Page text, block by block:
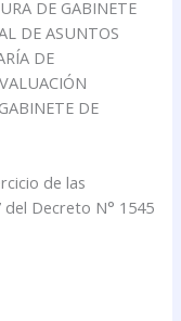
DE GABINETE
DE ASUNTOS
DE
DE
de las
Decreto N° 1545